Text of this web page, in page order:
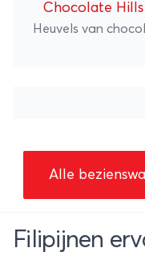
Chocolate Hills
Heuvels van
Alle
Filipijnen